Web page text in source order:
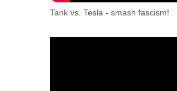
Tank vs. Tesla - smash fascism!